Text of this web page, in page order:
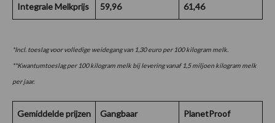
Integrale Melkprijs 59,96 61,46
*Incl. toeslag voor volledige weidegang van 1,30 euro per 100 kilogram melk.
**Kwantumtoeslag per 100 kilogram melk bij levering vanaf 1,5 miljoen kilogram melk
per jaar.
Gemiddelde prijzen
Gangbaar PlanetProof